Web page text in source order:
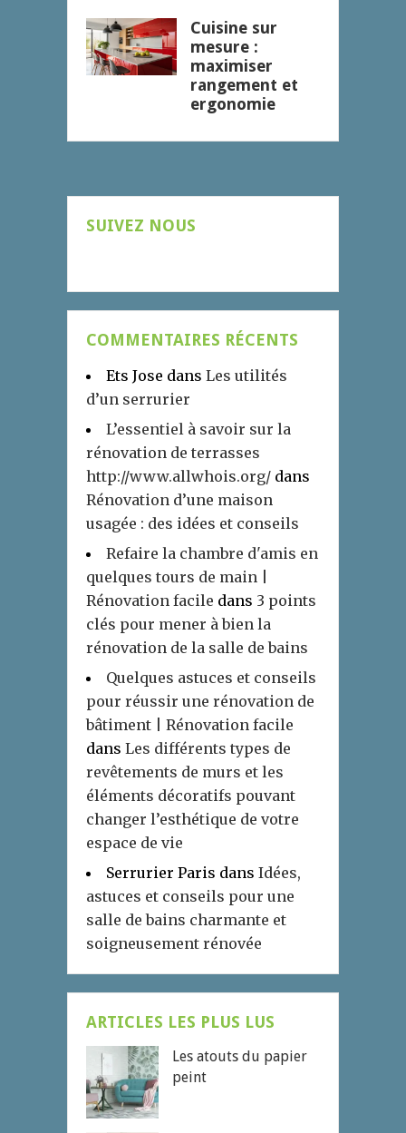
Cuisine sur
mesure :
maximiser
rangement et
ergonomie
SUIVEZ NOUS
COMMENTAIRES RÉCENTS
Ets Jose dans Les utilités
d’un serrurier
L’essentiel à savoir sur la
rénovation de terrasses
http://www.allwhois.org/ dans
Rénovation d’une maison
usagée : des idées et conseils
Refaire la chambre d'amis en
quelques tours de main |
Rénovation facile dans 3 points
clés pour mener à bien la
rénovation de la salle de bains
Quelques astuces et conseils
pour réussir une rénovation de
bâtiment | Rénovation facile
dans Les différents types de
revêtements de murs et les
éléments décoratifs pouvant
changer l’esthétique de votre
espace de vie
Serrurier Paris dans Idées,
astuces et conseils pour une
salle de bains charmante et
soigneusement rénovée
ARTICLES LES PLUS LUS
Les atouts du papier
peint